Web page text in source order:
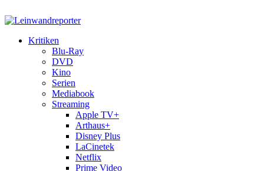
Kritiken
Blu-Ray
DVD
Kino
Serien
Mediabook
Streaming
Apple TV+
Arthaus+
Disney Plus
LaCinetek
Netflix
Prime Video